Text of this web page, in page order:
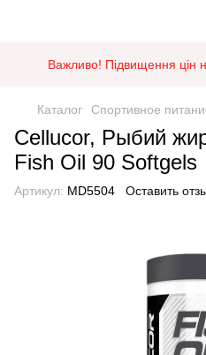
Важливо! Підвищення цін
Каталог Спортивное
Cellucor, Рыбий
Fish Oil 90 Softgels
Артикул: MD5504 Оставить